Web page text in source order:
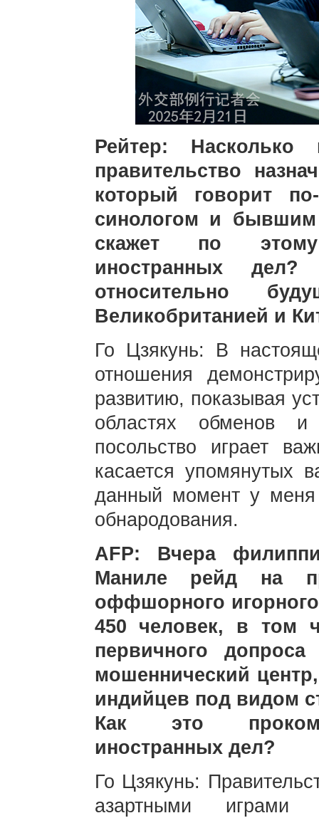
Рейтер: Насколько
правительство
который говорит
синологом и бывшим
скажет по
иностранных
относительно
Великобританией и
Го Цзякунь: В
отношения
развитию, показывая
областях обменов и
посольство играет
касается
данный момент у
обнародования.
AFP: Вчера
Маниле рейд на
оффшорного
450 человек, в том
первичного
мошеннический
индийцев под видом
Как это
иностранных дел?
Го Цзякунь:
азартными